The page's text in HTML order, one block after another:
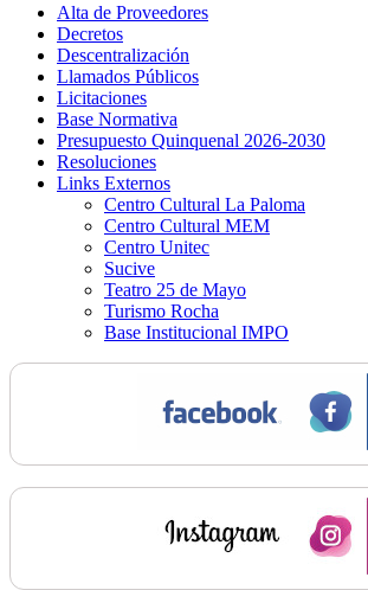
Alta de Proveedores
Decretos
Descentralización
Llamados Públicos
Licitaciones
Base Normativa
Presupuesto Quinquenal 2026-2030
Resoluciones
Links Externos
Centro Cultural La Paloma
Centro Cultural MEM
Centro Unitec
Sucive
Teatro 25 de Mayo
Turismo Rocha
Base Institucional IMPO